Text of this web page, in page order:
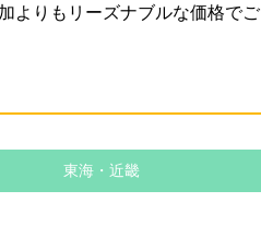
よりもリーズナブルな価格でご
東海・近畿